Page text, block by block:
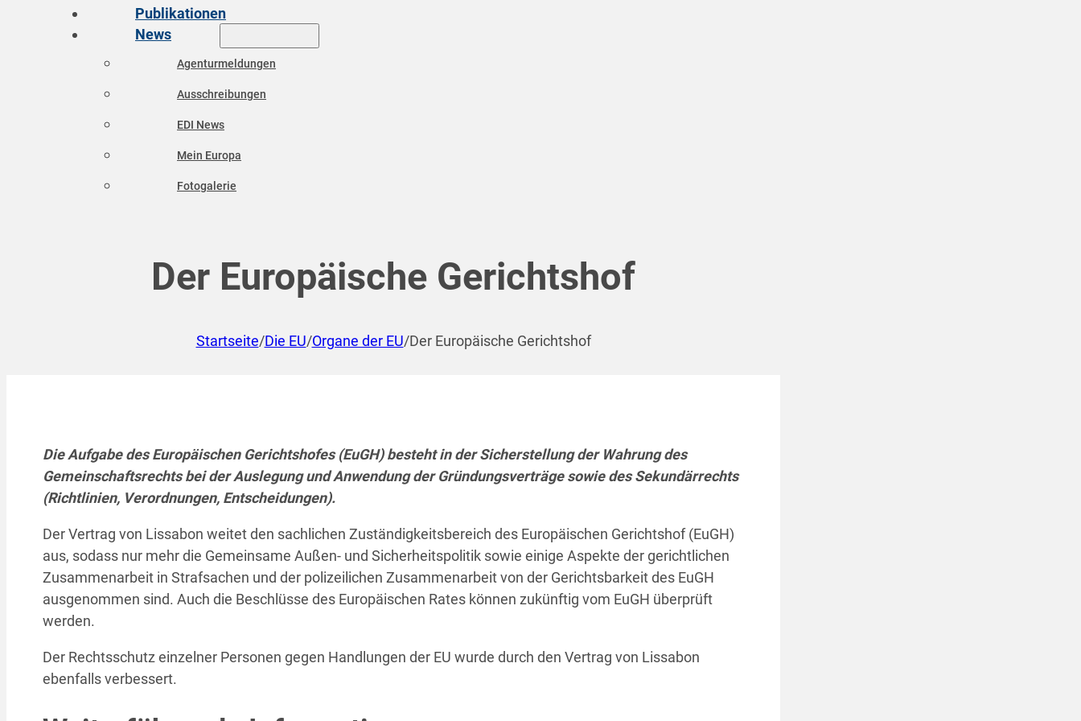
Publikationen
News
Agenturmeldungen
Ausschreibungen
EDI News
Mein Europa
Fotogalerie
Der Europäische Gerichtshof
Startseite/Die EU/Organe der EU/Der Europäische Gerichtshof
Die Aufgabe des Europäischen Gerichtshofes (EuGH) besteht in der Sicherstellung der Wahrung des
Gemeinschaftsrechts bei der Auslegung und Anwendung der Gründungsverträge sowie des Sekundärrechts
(Richtlinien, Verordnungen, Entscheidungen).
Der Vertrag von Lissabon weitet den sachlichen Zuständigkeitsbereich des Europäischen Gerichtshof (EuGH)
aus, sodass nur mehr die Gemeinsame Außen- und Sicherheitspolitik sowie einige Aspekte der gerichtlichen
Zusammenarbeit in Strafsachen und der polizeilichen Zusammenarbeit von der Gerichtsbarkeit des EuGH
ausgenommen sind. Auch die Beschlüsse des Europäischen Rates können zukünftig vom EuGH überprüft
werden.
Der Rechtsschutz einzelner Personen gegen Handlungen der EU wurde durch den Vertrag von Lissabon
ebenfalls verbessert.